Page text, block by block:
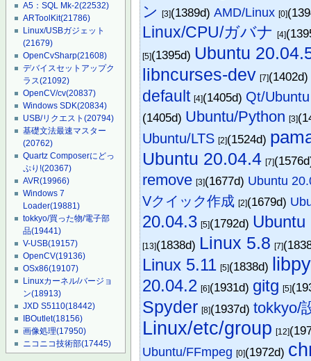
A5：SQL Mk-2(22532)
ARToolKit(21786)
Linux/USBガジェット
(21679)
OpenCvSharp(21608)
デバイスセットアップク
ラス(21092)
OpenCV/cv(20837)
Windows SDK(20834)
USB/リクエスト(20794)
基礎文法最速マスター
(20762)
Quartz Composerにどっ
ぷり!(20367)
AVR(19966)
Windows 7
Loader(19881)
tokkyo/買った物/電子部
品(19441)
V-USB(19157)
OpenCV(19136)
OSx86(19107)
Linuxカーネル/バージョ
ン(18913)
JXD S5110(18442)
IBOutlet(18156)
画像処理(17950)
ニコニコ技術部(17445)
ン [3](1389d)AMD/Linux [0]
Linux/CPU/ガバナ [4]
[5](1395d) Ubuntu
libncurses-dev [7]
default [4](1405d) Qt/Ubuntu
(1405d) Ubuntu/Python [3]
Ubuntu/LTS [2](1524d)
Ubuntu 20.04.4 [7]
remove [3](1677d) Ubuntu
Vクイック作成 [2](1679d)
20.04.3 [5](1792d) Ubuntu
[13](1838d) Linux 5.8 [7]
Linux 5.11 [5](1838d)
20.04.2 [6](1931d) gitg [5]
Spyder [8](1937d)tokkyo/
Linux/etc/group [12]
Ubuntu/FFmpeg [0](1972d)